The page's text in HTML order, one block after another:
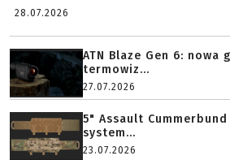
28.07.2026
ATN Blaze Gen 6: nowa
termowiz...
27.07.2026
5" Assault
system...
23.07.2026